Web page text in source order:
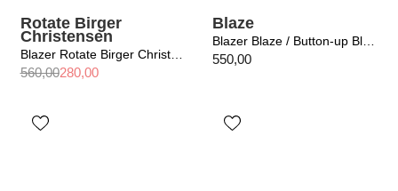
Rotate Birger
Christensen
Blazer Rotate Birger Christensen / Oversized Scarf Blazer Driftwood
560,00280,00
Blaze
Blazer Blaze / Button-up Blaze 5
550,00